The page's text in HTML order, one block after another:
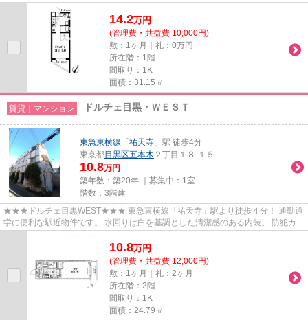
しまうことが出来ますよ♪
14.2万円
(管理費・共益費 10,000円)
敷：1ヶ月｜礼：0万円
所在階：1階
間取り：1K
面積：31.15㎡
賃貸｜マンション ドルチェ目黒・ＷＥＳＴ
東急東横線 「 祐天寺 」駅 徒歩4分
東京都目黒区五本木 ２丁目１８-１５
10.8万円
築年数：築20年 ｜募集中： 1室
階数：3階建
★★★ドルチェ目黒WEST★★★ 東急東横線「祐天寺」駅より徒歩４分！ 通勤通
学に便利な駅近物件です。 水回りは白を基調とした清潔感のある内装。 防犯カメ
10.8万円
(管理費・共益費 12,000円)
敷：1ヶ月｜礼：2ヶ月
所在階：2階
間取り：1K
面積：24.79㎡